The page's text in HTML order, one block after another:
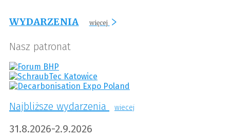
WYDARZENIA więcej
Nasz patronat
Najbliższe wydarzenia wiecej
31.8.2026-2.9.2026